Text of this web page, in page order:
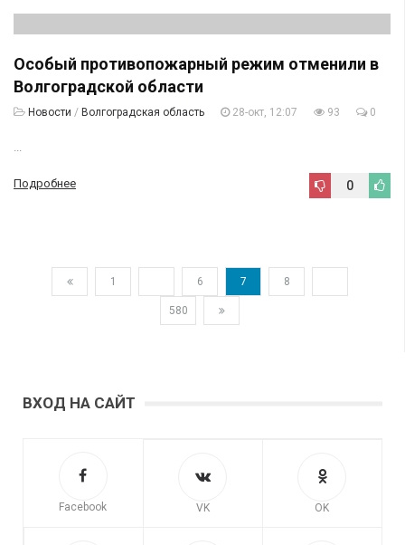
Особый противопожарный режим отменили в
Волгоградской области
Новости / Волгоградская область 28-окт, 12:07 93 0
...
Подробнее 0
1 6 7 8
580
ВХОД НА САЙТ
Facebook VK OK